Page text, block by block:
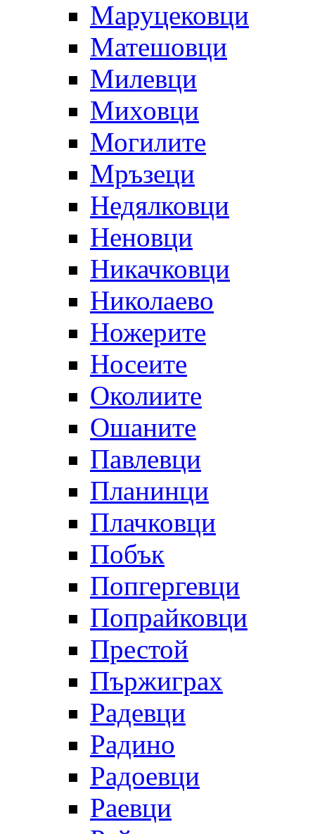
Маруцековци
Матешовци
Милевци
Миховци
Могилите
Мръзеци
Недялковци
Неновци
Никачковци
Николаево
Ножерите
Носеите
Околиите
Ошаните
Павлевци
Планинци
Плачковци
Побък
Попгергевци
Попрайковци
Престой
Пържиграх
Радевци
Радино
Радоевци
Раевци